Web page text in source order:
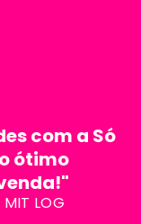
com a Só
ótimo
LOG